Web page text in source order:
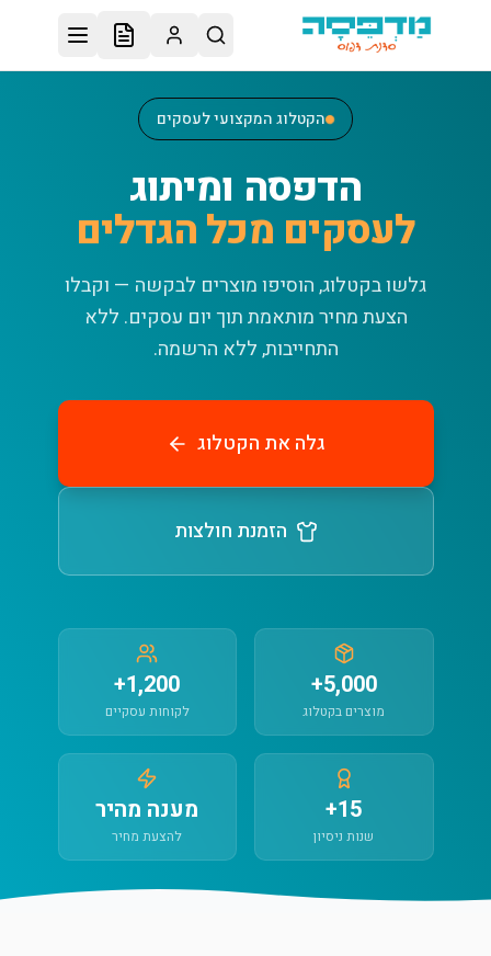
דלג לתוכן הראשי
הקטלוג המקצועי לעסקים
הדפסה ומיתוג
לעסקים מכל הגדלים
גלשו בקטלוג, הוסיפו מוצרים לבקשה — וקבלו
הצעת מחיר מותאמת תוך יום עסקים. ללא
התחייבות, ללא הרשמה.
גלה את הקטלוג
הזמנת חולצות
5,000+
מוצרים בקטלוג
1,200+
לקוחות עסקיים
15+
שנות ניסיון
מענה מהיר
להצעת מחיר